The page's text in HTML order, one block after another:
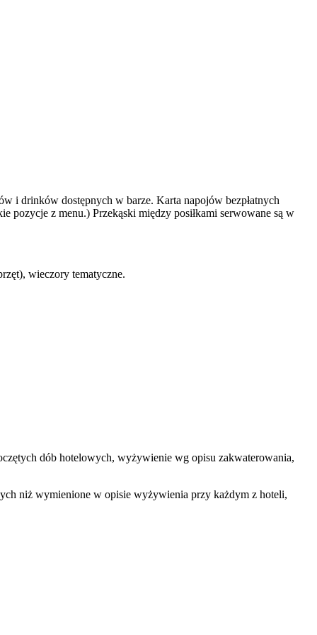
i drinków dostępnych w barze. Karta napojów bezpłatnych
pozycje z menu.) Przekąski między posiłkami serwowane są w
wieczory tematyczne.
dób hotelowych, wyżywienie wg opisu zakwaterowania,
niż wymienione w opisie wyżywienia przy każdym z hoteli,